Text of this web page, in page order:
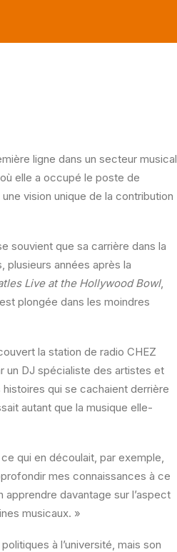
ligne dans un secteur musical
elle a occupé le poste de
vision unique de la contribution
souvient que sa carrière dans la
plusieurs années après la
Live at the Hollywood Bowl,
plongée dans les moindres
la station de radio CHEZ
un DJ spécialiste des artistes et
qui se cachaient derrière
autant que la musique elle-
qui en découlait, par exemple,
mes connaissances à ce
apprendre davantage sur l’aspect
musicaux. »
à l’université, mais son